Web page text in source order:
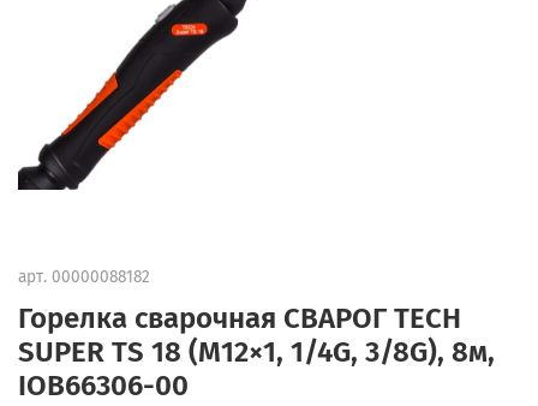
арт. 00000088182
Горелка сварочная СВАРОГ TECH
SUPER TS 18 (M12×1, 1/4G, 3/8G), 8м,
IOB66306-00